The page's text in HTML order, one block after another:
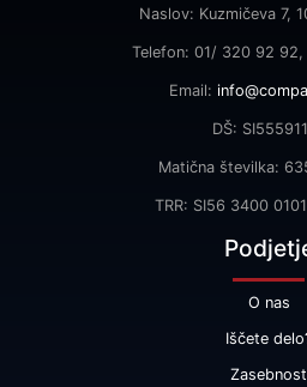
Naslov: Kuzmičeva 7,
Telefon: 01/ 320 92
Email:
DŠ:
Matična številka:
TRR: SI56 3400
O nas
Iščete
Zasebnost